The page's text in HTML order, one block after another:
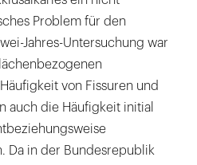
Problem für den
Jahres-Untersuchung war
von Fissuren und
auch die Häufigkeit initial
Da in der Bundesrepublik